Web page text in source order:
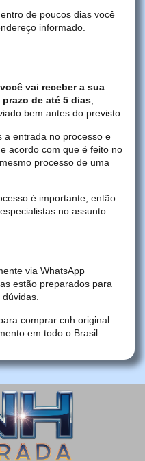
de poucos dias você
informado.
você vai receber a sua
prazo de até 5 dias,
bem antes do previsto.
a entrada no processo e
acordo com que é feito no
processo de uma
é importante, então
no assunto.
via WhatsApp
estão preparados para
comprar cnh original
em todo o Brasil.